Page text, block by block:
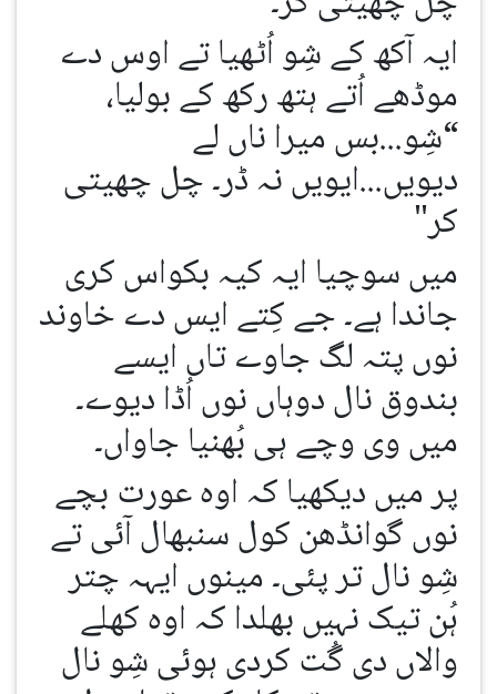
ایہ آکھ کے شِو اُٹھیا تے اوس دے
موڈھے اُتے ہتھ رکھ کے بولیا،
“شِو...بس میرا ناں لے
دیویں...ایویں نہ ڈر۔ چل چھیتی
کر"
میں سوچیا ایہ کیہ بکواس کری
جاندا ہے۔ جے کِتے ایس دے خاوند
نوں پتہ لگ جاوے تاں ایسے
بندوق نال دوہاں نوں اُڈا دیوے۔
میں وی وچے ہی بُھنیا جاواں۔
پر میں دیکھیا کہ اوہ عورت بچے
نوں گوانڈھن کول سنبھال آئی تے
شِو نال تر پئی۔ مینوں ایہہ چتر
ہُن تیک نہیں بھلدا کہ اوہ کھلے
والاں دی گُت کردی ہوئی شِو نال